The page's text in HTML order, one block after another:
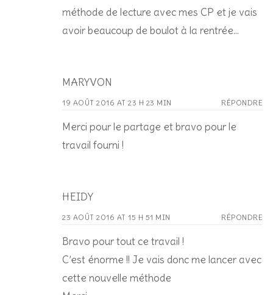
méthode de lecture avec mes CP et je vais
avoir beaucoup de boulot à la rentrée…
MARYVON
19 AOÛT 2016 AT 23 H 23 MIN RÉPONDRE
Merci pour le partage et bravo pour le
travail fourni !
HEIDY
23 AOÛT 2016 AT 15 H 51 MIN RÉPONDRE
Bravo pour tout ce travail !
C’est énorme !! Je vais donc me lancer avec
cette nouvelle méthode